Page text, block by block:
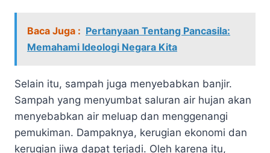
Baca Juga : Pertanyaan Tentang Pancasila:
Memahami Ideologi Negara Kita
Selain itu, sampah juga menyebabkan banjir.
Sampah yang menyumbat saluran air hujan akan
menyebabkan air meluap dan menggenangi
pemukiman. Dampaknya, kerugian ekonomi dan
kerugian jiwa dapat terjadi. Oleh karena itu,